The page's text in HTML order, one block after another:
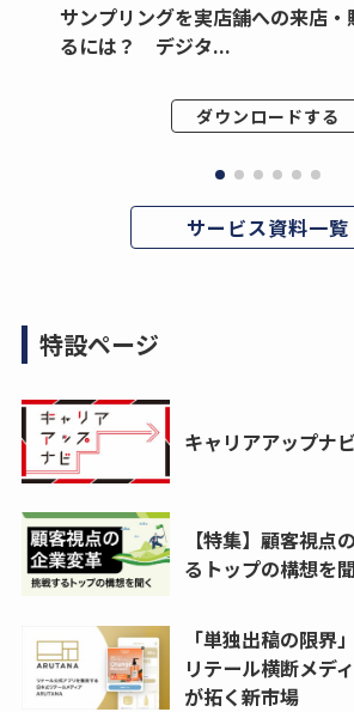
サンプリングを実店舗への来店
るには？ デジタ...
ダウンロードする
サービス資料一覧
特設ページ
キャリアアップナビ
【特集】顧客視点
るトップの構想を
「単独出稿の限界
リテール横断メデ
が拓く新市場